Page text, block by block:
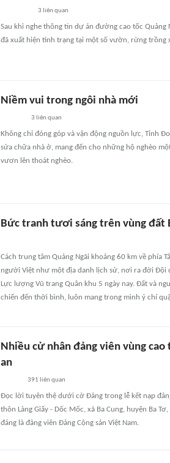
3 liên quan
Sau khi nghe thông tin dự án đường cao tốc Quảng
đã xuất hiện tình trạng tại một số vườn, rừng trồng
Niềm vui trong ngôi nhà mới
3 liên quan
Không chỉ đóng góp và vận động nguồn lực, Tỉnh
sửa chữa nhà ở, mang đến cho những hộ nghèo
vươn lên thoát nghèo.
Bức tranh tươi sáng trên vùng đất
Cách trung tâm Quảng Ngãi khoảng 60 km về phía
người Việt như một địa danh lịch sử, nơi ra đời Đội
Lực lượng Vũ trang Quân khu 5 ngày nay. Đất và
chiến đến thời bình, luôn mang trong mình ý chí
Nhiều cử nhân đảng viên vùng
an
391 liên quan
Đọc lời tuyên thệ dưới cờ Đảng trong lễ kết nạp
thôn Làng Giấy - Dốc Mốc, xã Ba Cung, huyện Ba
đáng là đảng viên Đảng Cộng sản Việt Nam.